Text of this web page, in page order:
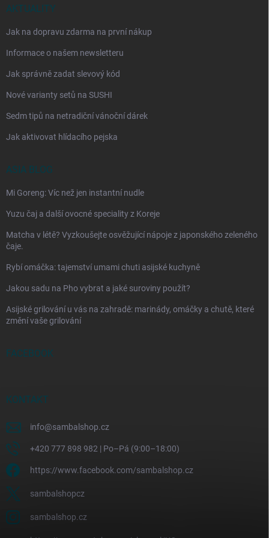
AKTUALITY
Jak na dopravu zdarma na první nákup
Informace o našem newsletteru
Jak správně zadat slevový kód
Nové varianty setů na SUSHI
Sedm tipů na netradiční vánoční dárek
Jak aktivovat hlídacího pejska
ASIA BLOG
Mi Goreng: Víc než jen instantní nudle
Yuzu čaj a další ovocné speciality z Koreje
Matcha v létě? Vyzkoušejte osvěžující nápoje z japonského zeleného
čaje.
Rybí omáčka: tajemství umami chuti asijské kuchyně
Jakou sadu na Pho vybrat a jaké suroviny použít?
Asijské grilování u vás na zahradě: marinády, omáčky a chutě, které
změní vaše grilování
FACEBOOK
KONTAKT
info@sambalshop.cz
+420 777 898 982 | Po–Pá (9:00–18:00)
https://www.facebook.com/sambalshop.cz
sambalshopcz
sambalshop.cz